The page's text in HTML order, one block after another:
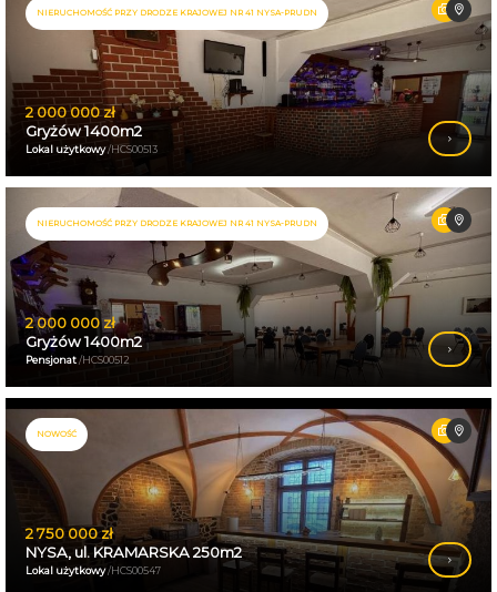
NIERUCHOMOŚĆ PRZY DRODZE KRAJOWEJ NR 41 NYSA-PRUDN
2 000 000 zł
Gryżów 1400m2
Lokal użytkowy/HCS00513
NIERUCHOMOŚĆ PRZY DRODZE KRAJOWEJ NR 41 NYSA-PRUDN
2 000 000 zł
Gryżów 1400m2
Pensjonat/HCS00512
NOWOŚĆ
2 750 000 zł
NYSA, ul. KRAMARSKA 250m2
Lokal użytkowy/HCS00547